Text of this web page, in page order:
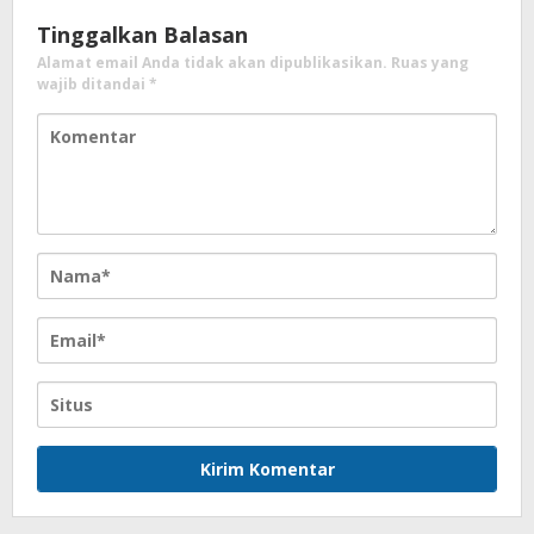
Tinggalkan Balasan
Alamat email Anda tidak akan dipublikasikan. Ruas yang
wajib ditandai *